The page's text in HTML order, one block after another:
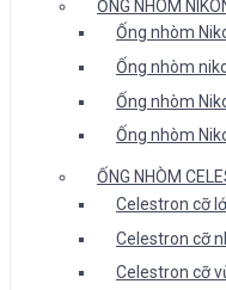
ỐNG NHÒM
Ống nhòm
Ống nhòm
Ống nhòm
Ống nhòm
ỐNG NHÒM
Celestron cỡ
Celestron cỡ
Celestron cỡ